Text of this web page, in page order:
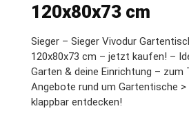
120x80x73 cm
Sieger – Sieger Vivodur
120x80x73 cm – jetzt kaufen! –
Garten & deine Einrichtung – zum
Angebote rund um Gartentische
klappbar entdecken!